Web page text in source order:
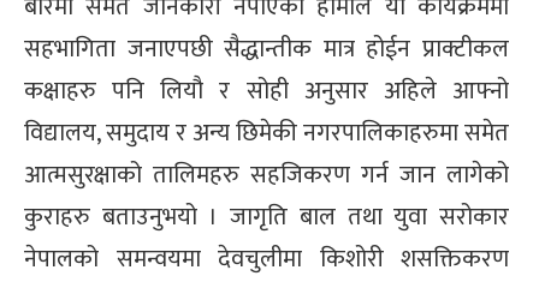
सहभागिता जनाएपछी सैद्धान्तीक मात्र होईन प्राक्टीकल
कक्षाहरु पनि लियौ र सोही अनुसार अहिले आफ्नो
विद्यालय, समुदाय र अन्य छिमेकी नगरपालिकाहरुमा समेत
आत्मसुरक्षाको तालिमहरु सहजिकरण गर्न जान लागेको
कुराहरु बताउनुभयो । जागृति बाल तथा युवा सरोकार
नेपालको समन्वयमा देवचुलीमा किशोरी शसक्तिकरण